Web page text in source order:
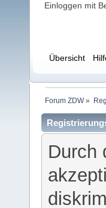
Einloggen mit
Übersicht
Forum ZDW»
Durch